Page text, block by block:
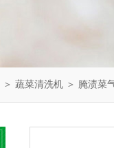
＞ 蔬菜清洗机 ＞ 腌渍菜